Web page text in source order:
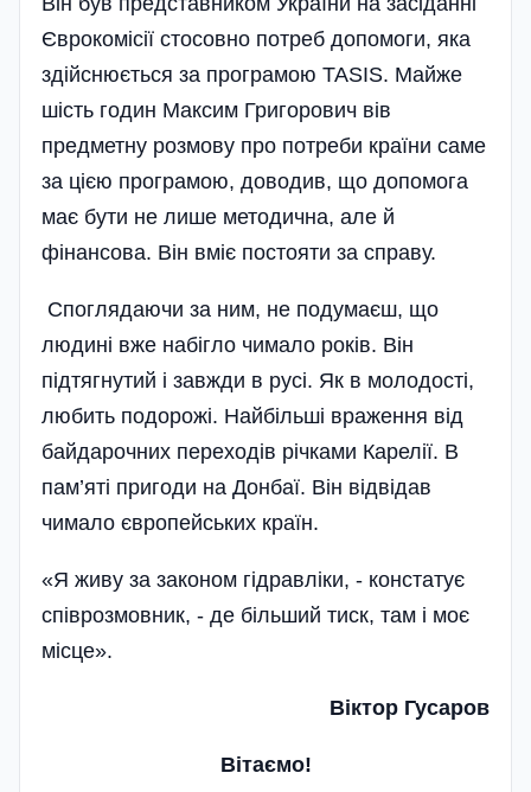
Єврокомісії стосовно потреб допомоги, яка
здійснюється за програмою TASIS. Майже
шість годин Максим Григорович вів
предметну розмову про потреби країни саме
за цією програмою, доводив, що допомога
має бути не лише методична, але й
фінансова. Він вміє постояти за справу.
Споглядаючи за ним, не подумаєш, що
людині вже набігло чимало років. Він
підтягнутий і завжди в русі. Як в молодості,
любить подорожі. Найбільші враження від
байдарочних переходів річками Карелії. В
пам’яті пригоди на Донбаї. Він відвідав
чимало європейських країн.
«Я живу за законом гідравліки, - констатує
співрозмовник, - де більший тиск, там і моє
місце».
Віктор Гусаров
Вітаємо!